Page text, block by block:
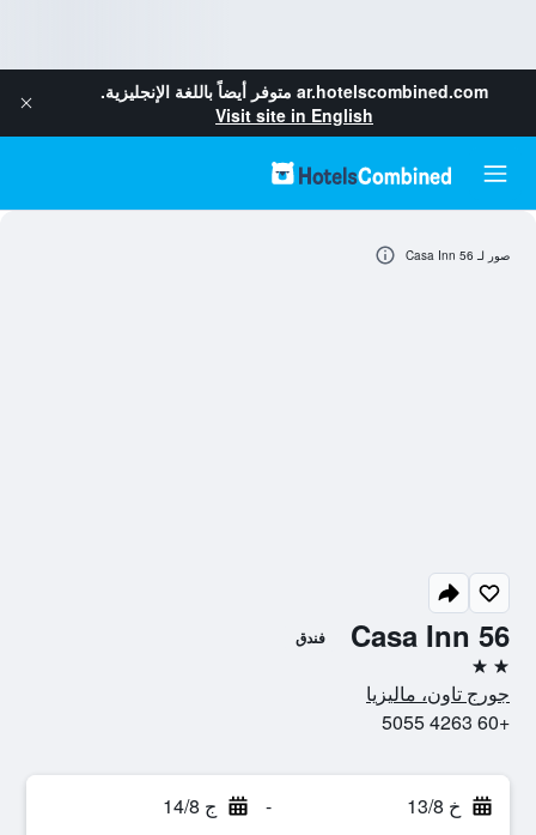
ar.hotelscombined.com متوفر أيضاً باللغة الإنجليزية.
Visit site in English
Casa Inn 56 فندق
2 نجمتين
جورج تاون، ماليزيا
+60 4263 5055
خ 13/8 - ج 14/8
صور لـ Casa Inn 56